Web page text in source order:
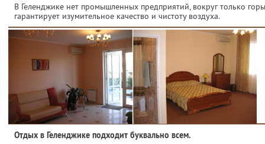
В Геленджике нет промышленных предприятий, вокруг только
гарантирует изумительное качество и чистоту воздуха.
Отдых в Геленджике подходит буквально всем.